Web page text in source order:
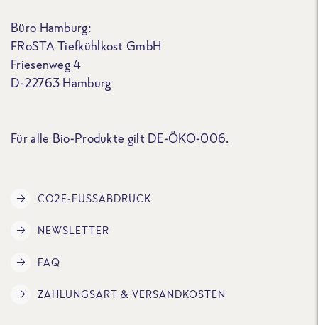
Büro Hamburg:
FRoSTA Tiefkühlkost GmbH
Friesenweg 4
D-22763 Hamburg
Für alle Bio-Produkte gilt DE-ÖKO-006.
CO2E-FUSSABDRUCK
NEWSLETTER
FAQ
ZAHLUNGSART & VERSANDKOSTEN